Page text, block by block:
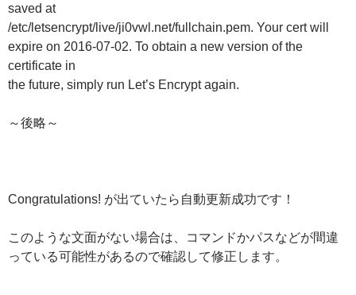
saved at
/etc/letsencrypt/live/ji0vwl.net/fullchain.pem. Your cert will
expire on 2016-07-02. To obtain a new version of the
certificate in
the future, simply run Let’s Encrypt again.
～後略～
Congratulations! が出ていたら自動更新成功です！
このような文面がない場合は、コマンドかパスなどが間違
っている可能性があるので確認して修正します。